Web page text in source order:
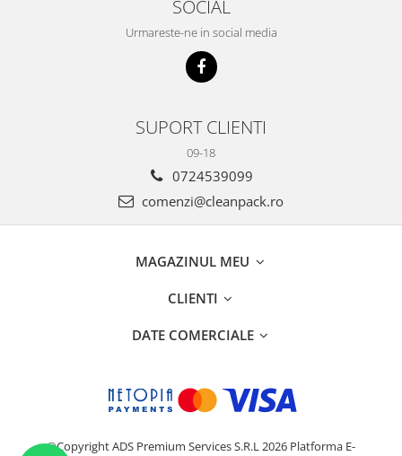
SOCIAL
Urmareste-ne in social media
SUPORT CLIENTI
09-18
0724539099
comenzi@cleanpack.ro
MAGAZINUL MEU
CLIENTI
DATE COMERCIALE
©Copyright ADS Premium Services S.R.L 2026 Platforma E-